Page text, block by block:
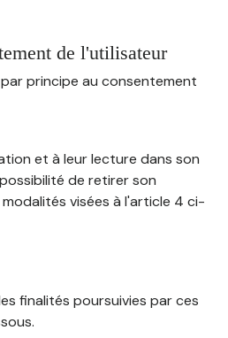
de l'utilisateur
principe au consentement
et à leur lecture dans son
de retirer son
visées à l'article 4 ci-
finalités poursuivies par ces